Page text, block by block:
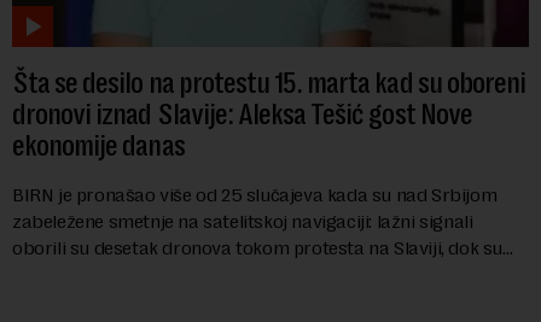
Šta se desilo na protestu 15. marta kad su oboreni
dronovi iznad Slavije: Aleksa Tešić gost Nove
ekonomije danas
BIRN je pronašao više od 25 slučajeva kada su nad Srbijom
zabeležene smetnje na satelitskoj navigaciji: lažni signali
oborili su desetak dronova tokom protesta na Slaviji, dok su